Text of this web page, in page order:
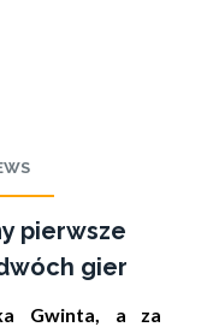
pierwsze
gier
Gwinta, a za